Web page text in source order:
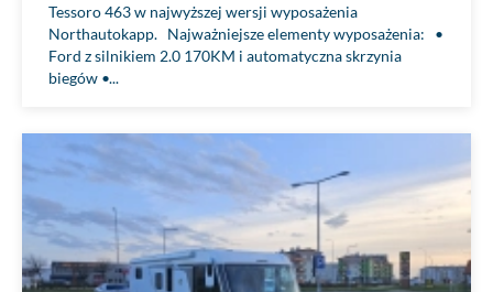
Tessoro 463 w najwyższej wersji wyposażenia
Northautokapp. Najważniejsze elementy wyposażenia: •
Ford z silnikiem 2.0 170KM i automatyczna skrzynia
biegów •...